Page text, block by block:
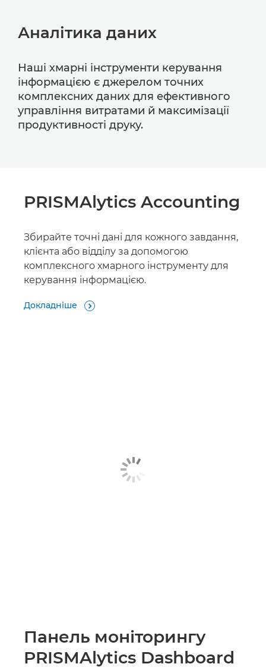
Аналітика даних
Наші хмарні інструменти керування
інформацією є джерелом точних
комплексних даних для ефективного
управління витратами й максимізації
продуктивності друку.
PRISMAlytics Accounting
Збирайте точні дані для кожного завдання,
клієнта або відділу за допомогою
комплексного хмарного інструменту для
керування інформацією.
Докладніше 
Панель моніторингу
PRISMAlytics Dashboard